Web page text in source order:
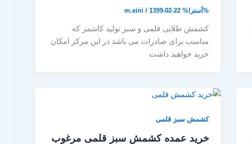
%آسترا% m.eini / 1399-02-22
کشمش طلایی قلمی و سبز تولید کاشمر که
مناسب برای صادرات می باشد در این مرکز امکان
خرید خواهید داشت
کشمش سبز قلمی
خرید عمده کشمش سبز قلمی مرغوب